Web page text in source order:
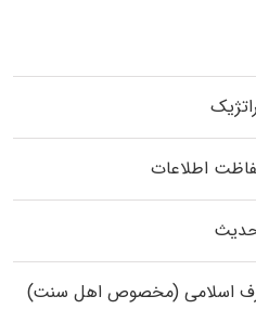
اطلاعات
حدیث
اسلامی (مخصوص اهل سنت)